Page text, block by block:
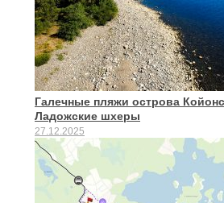
Галечные пляжи острова
Ладожские шхеры
27.12.2025